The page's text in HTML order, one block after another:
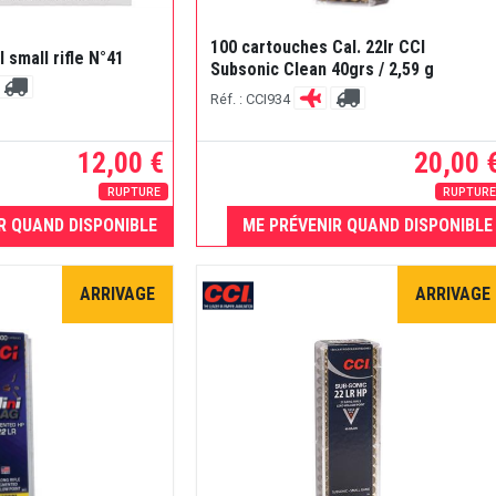
small rifle N°41
12,00 €
RUPTURE
QUAND DISPONIBLE
100 cartouches Cal. 22lr CCI
Subsonic Clean 40grs / 2,59 g
Réf. : CCI934
20,00
RUPTURE
ME PRÉVENIR QUAND DISPONIBLE
ARRIVAGE ARRIVAGE